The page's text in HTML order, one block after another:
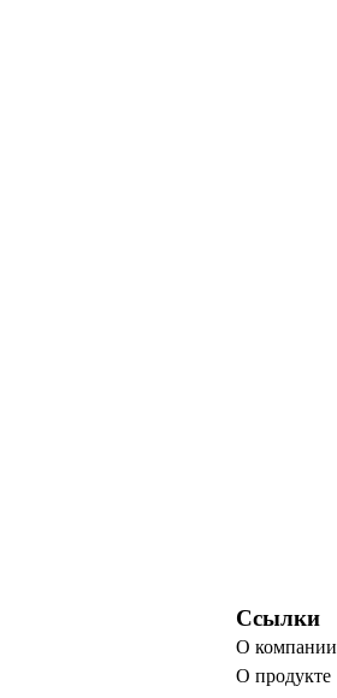
Ссылки
О компании
О продукте